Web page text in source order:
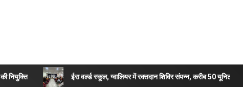
ईरा वर्ल्ड स्कूल, ग्वालियर में रक्तदान शिविर संपन्न, करीब 50 यूनिट रक्त हुआ एकत्र